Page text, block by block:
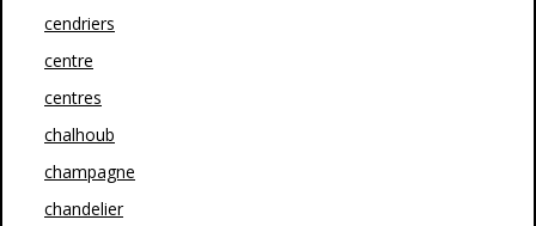
cendriers
centre
centres
chalhoub
champagne
chandelier